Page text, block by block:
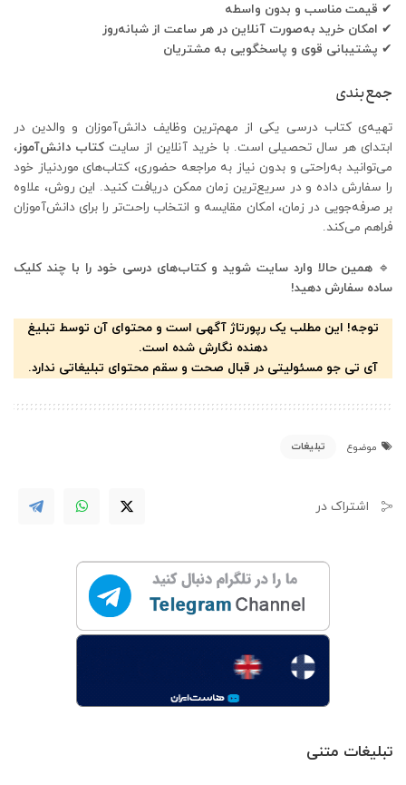
✔ قیمت مناسب و بدون واسطه
✔ امکان خرید به‌صورت آنلاین در هر ساعت از شبانه‌روز
✔ پشتیبانی قوی و پاسخگویی به مشتریان
جمع‌بندی
تهیه‌ی کتاب درسی یکی از مهم‌ترین وظایف دانش‌آموزان و والدین در
ابتدای هر سال تحصیلی است. با خرید آنلاین از سایت کتاب دانش‌آموز،
می‌توانید به‌راحتی و بدون نیاز به مراجعه حضوری، کتاب‌های موردنیاز خود
را سفارش داده و در سریع‌ترین زمان ممکن دریافت کنید. این روش، علاوه
بر صرفه‌جویی در زمان، امکان مقایسه و انتخاب راحت‌تر را برای دانش‌آموزان
فراهم می‌کند.
🔹 همین حالا وارد سایت شوید و کتاب‌های درسی خود را با چند کلیک
ساده سفارش دهید!
توجه! این مطلب یک رپورتاژ آگهی است و محتوای آن توسط تبلیغ
دهنده نگارش شده است.
آی تی جو مسئولیتی در قبال صحت و سقم محتوای تبلیغاتی ندارد.
موضوع تبلیغات
اشتراک در
تبلیغات متنی